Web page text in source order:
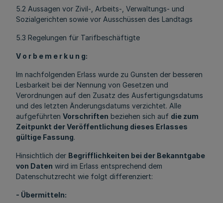
5.2 Aussagen vor Zivil-, Arbeits-, Verwaltungs- und
Sozialgerichten sowie vor Ausschüssen des Landtags
5.3 Regelungen für Tarifbeschäftigte
V o r b e m e r k u n g:
Im nachfolgenden Erlass wurde zu Gunsten der besseren
Lesbarkeit bei der Nennung von Gesetzen und
Verordnungen auf den Zusatz des Ausfertigungsdatums
und des letzten Änderungsdatums verzichtet. Alle
aufgeführten Vorschriften beziehen sich auf die zum
Zeitpunkt der Veröffentlichung dieses Erlasses
gültige Fassung.
Hinsichtlich der Begrifflichkeiten bei der Bekanntgabe
von Daten wird im Erlass entsprechend dem
Datenschutzrecht wie folgt differenziert:
- Übermitteln: